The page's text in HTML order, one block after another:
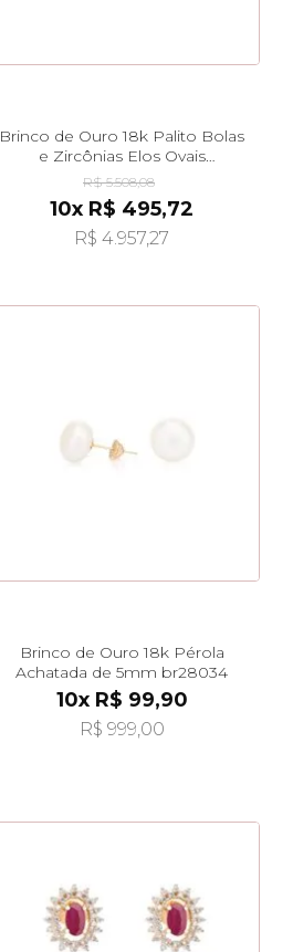
Brinco de Ouro 18k Palito Bolas
e Zircônias Elos Ovais
Pendurados br28897
R$ 5.508,08
10x R$ 495,72
R$ 4.957,27
Brinco de Ouro 18k Pérola
Achatada de 5mm br28034
10x R$ 99,90
R$ 999,00